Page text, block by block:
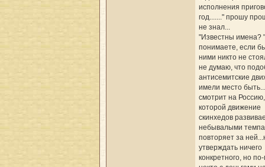
исполнения
год......." прошу
не знал...
"Известны имена?
понимаете, если
ними никто не
не думаю, что
антисемитские
имели место
смотрит на
которой движение
скинхедов
небывалыми
повторяет за
утверждать ничего
конкретного, но